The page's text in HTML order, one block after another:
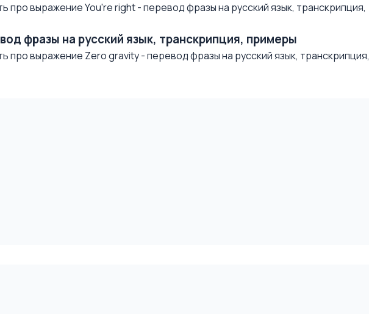
про выражение You're right - перевод фразы на русский язык, транскрипция,
фразы на русский язык, транскрипция, примеры
про выражение Zero gravity - перевод фразы на русский язык, транскрипция,